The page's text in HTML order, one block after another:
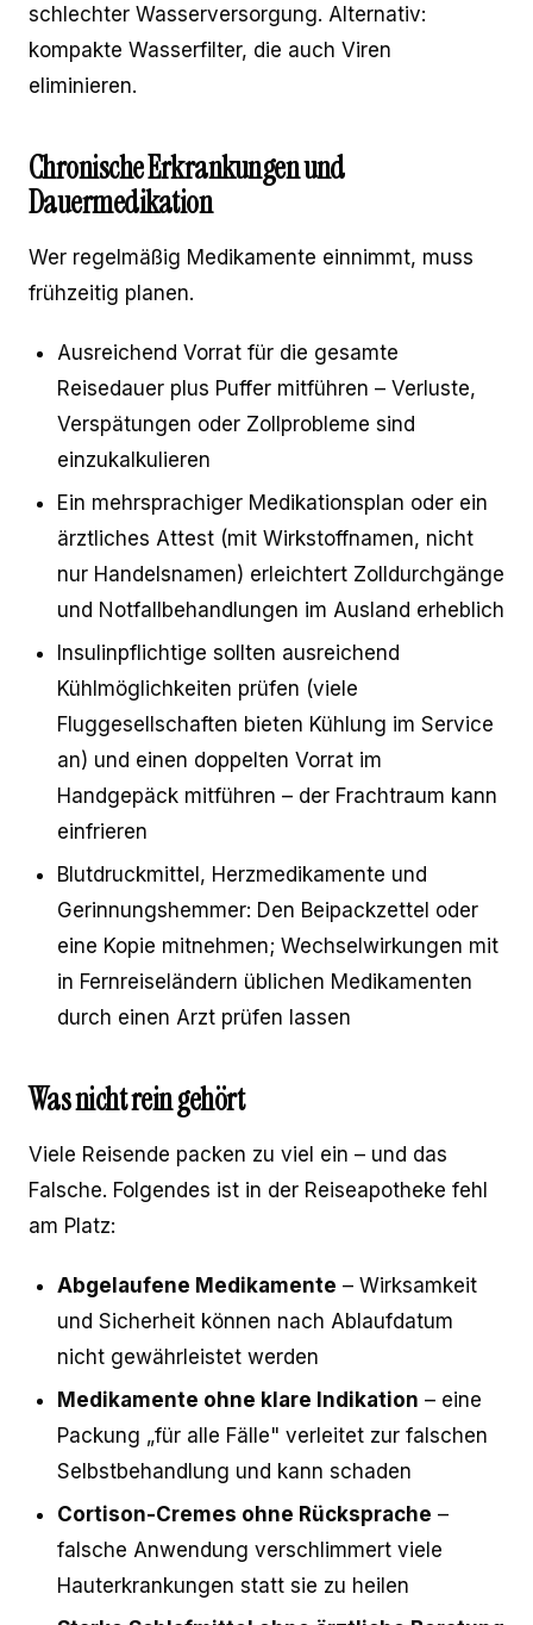
schlechter Wasserversorgung. Alternativ:
kompakte Wasserfilter, die auch Viren
eliminieren.
Chronische Erkrankungen und
Dauermedikation
Wer regelmäßig Medikamente einnimmt, muss
frühzeitig planen.
Ausreichend Vorrat für die gesamte
Reisedauer plus Puffer mitführen – Verluste,
Verspätungen oder Zollprobleme sind
einzukalkulieren
Ein mehrsprachiger Medikationsplan oder ein
ärztliches Attest (mit Wirkstoffnamen, nicht
nur Handelsnamen) erleichtert Zolldurchgänge
und Notfallbehandlungen im Ausland erheblich
Insulinpflichtige sollten ausreichend
Kühlmöglichkeiten prüfen (viele
Fluggesellschaften bieten Kühlung im Service
an) und einen doppelten Vorrat im
Handgepäck mitführen – der Frachtraum kann
einfrieren
Blutdruckmittel, Herzmedikamente und
Gerinnungshemmer: Den Beipackzettel oder
eine Kopie mitnehmen; Wechselwirkungen mit
in Fernreiseländern üblichen Medikamenten
durch einen Arzt prüfen lassen
Was nicht rein gehört
Viele Reisende packen zu viel ein – und das
Falsche. Folgendes ist in der Reiseapotheke fehl
am Platz:
Abgelaufene Medikamente – Wirksamkeit
und Sicherheit können nach Ablaufdatum
nicht gewährleistet werden
Medikamente ohne klare Indikation – eine
Packung „für alle Fälle" verleitet zur falschen
Selbstbehandlung und kann schaden
Cortison-Cremes ohne Rücksprache –
falsche Anwendung verschlimmert viele
Hauterkrankungen statt sie zu heilen